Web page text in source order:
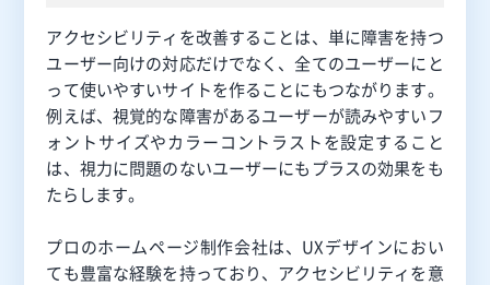
アクセシビリティを改善することは、単に障害を持つ
ユーザー向けの対応だけでなく、全てのユーザーにと
って使いやすいサイトを作ることにもつながります。
例えば、視覚的な障害があるユーザーが読みやすいフ
ォントサイズやカラーコントラストを設定すること
は、視力に問題のないユーザーにもプラスの効果をも
たらします。
プロのホームページ制作会社は、UXデザインにおい
ても豊富な経験を持っており、アクセシビリティを意